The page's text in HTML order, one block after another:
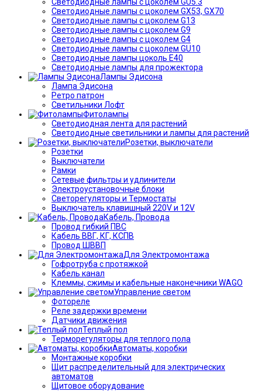
Светодиодные лампы с цоколем GX53, GX70
Светодиодные лампы с цоколем G13
Светодиодные лампы с цоколем G9
Светодиодные лампы с цоколем G4
Светодиодные лампы с цоколем GU10
Светодиодные лампы цоколь Е40
Светодиодные лампы для прожектора
Лампы Эдисона
Лампа Эдисона
Ретро патрон
Светильники Лофт
Фитолампы
Светодиодная лента для растений
Светодиодные светильники и лампы для растений
Розетки, выключатели
Розетки
Выключатели
Рамки
Сетевые фильтры и удлинители
Электроустановочные блоки
Светорегуляторы и Термостаты
Выключатель клавишный 220V и 12V
Кабель, Провода
Провод гибкий ПВС
Кабель ВВГ, КГ, КСПВ
Провод ШВВП
Для Электромонтажа
Гофротруба с протяжкой
Кабель канал
Клеммы, сжимы и кабельные наконечники WAGO
Управление светом
Фотореле
Реле задержки времени
Датчики движения
Теплый пол
Терморегуляторы для теплого пола
Автоматы, коробки
Монтажные коробки
Щит распределительный для электрических
автоматов
Щитовое оборудование